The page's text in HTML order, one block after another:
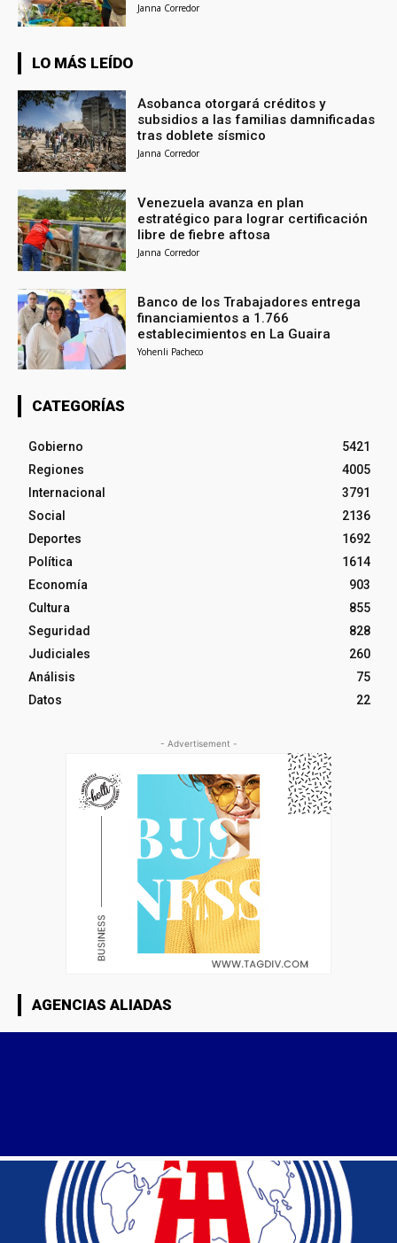
Janna Corredor
LO MÁS LEÍDO
Asobanca otorgará créditos y
subsidios a las familias damnificadas
tras doblete sísmico
Janna Corredor
Venezuela avanza en plan
estratégico para lograr certificación
libre de fiebre aftosa
Janna Corredor
Banco de los Trabajadores entrega
financiamientos a 1.766
establecimientos en La Guaira
Yohenli Pacheco
CATEGORÍAS
Gobierno
5421
Regiones
4005
Internacional
3791
Social
2136
Deportes
1692
Política
1614
Economía
903
Cultura
855
Seguridad
828
Judiciales
260
Análisis
75
Datos
22
- Advertisement -
AGENCIAS ALIADAS